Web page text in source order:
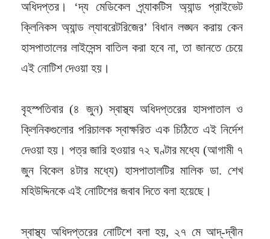
অধিদপ্তর। ‘দ্য মেডিকেল প্র্যাকটিস অ্যান্ড প্রাইভেট
ক্লিনিকস অ্যান্ড ল্যাবরেটরিজের’ বিধান লঙ্ঘন করায় কেন
হাসপাতালের লাইসেন্স বাতিল করা হবে না, তা জানতে চেয়ে
এই নোটিশ দেওয়া হয়।
বৃহস্পতিবার (৪ জুন) স্বাস্থ্য অধিদপ্তরের হাসপাতাল ও
ক্লিনিকগুলোর পরিচালক স্বাক্ষরিত এক চিঠিতে এই নির্দেশ
দেওয়া হয়। পত্র জারি হওয়ার ৭২ ঘণ্টার মধ্যে (আগামী ৭
জুন বিকেল ৪টার মধ্যে) হাসপাতালটির মালিক ডা. শেখ
মহিউদ্দিনকে এই নোটিশের জবাব দিতে বলা হয়েছে।
স্বাস্থ্য অধিদপ্তরের নোটিশে বলা হয়, ২৭ মে আদ্-দ্বীন